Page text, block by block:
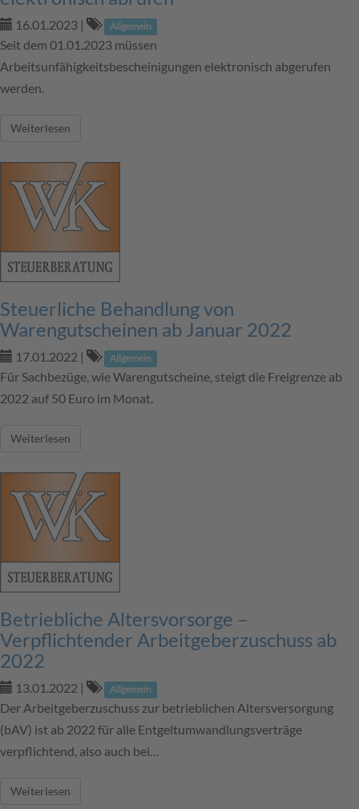
16.01.2023 | Allgemein
Seit dem 01.01.2023 müssen
Arbeitsunfähigkeitsbescheinigungen elektronisch abgerufen
werden.
Weiterlesen
Steuerliche Behandlung von
Warengutscheinen ab Januar 2022
17.01.2022 | Allgemein
Für Sachbezüge, wie Warengutscheine, steigt die Freigrenze ab
2022 auf 50 Euro im Monat.
Weiterlesen
Betriebliche Altersvorsorge –
Verpflichtender Arbeitgeberzuschuss ab
2022
13.01.2022 | Allgemein
Der Arbeitgeberzuschuss zur betrieblichen Altersversorgung
(bAV) ist ab 2022 für alle Entgeltumwandlungsverträge
verpflichtend, also auch bei…
Weiterlesen